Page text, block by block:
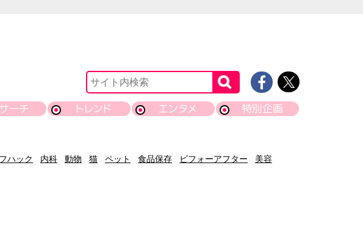
ーチ トレンド エンタメ 特別企画
ハック 内科 動物 猫 ペット 食品保存 ビフォーアフター
美容